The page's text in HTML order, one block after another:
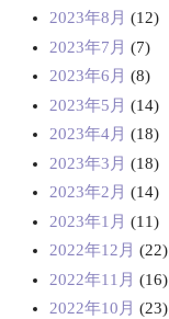
2023年8月 (12)
2023年7月 (7)
2023年6月 (8)
2023年5月 (14)
2023年4月 (18)
2023年3月 (18)
2023年2月 (14)
2023年1月 (11)
2022年12月 (22)
2022年11月 (16)
2022年10月 (23)